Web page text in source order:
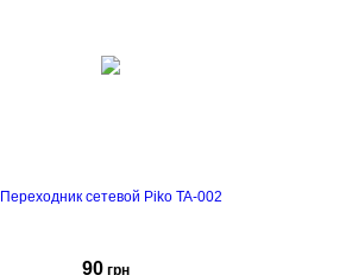
Переходник сетевой Piko TA-002
90 грн